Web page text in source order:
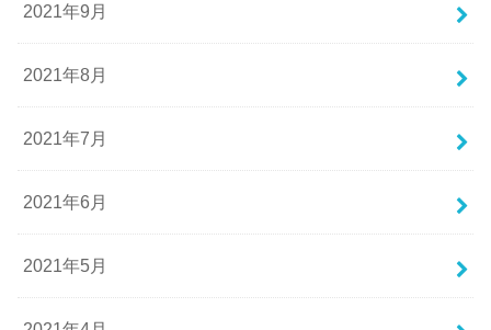
2021年9月
2021年8月
2021年7月
2021年6月
2021年5月